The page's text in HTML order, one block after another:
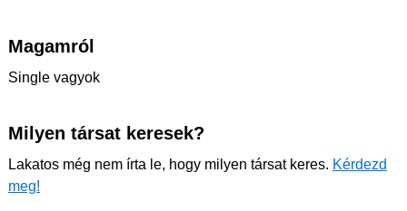
Magamról
Single vagyok
Milyen társat keresek?
Lakatos még nem írta le, hogy milyen társat keres. Kérdezd
meg!